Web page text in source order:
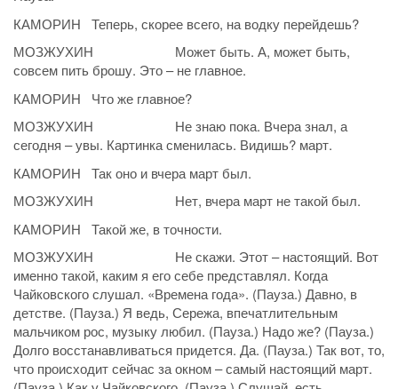
КАМОРИН Теперь, скорее всего, на водку перейдешь?
МОЗЖУХИН Может быть. А, может быть,
совсем пить брошу. Это – не главное.
КАМОРИН Что же главное?
МОЗЖУХИН Не знаю пока. Вчера знал, а
сегодня – увы. Картинка сменилась. Видишь? март.
КАМОРИН Так оно и вчера март был.
МОЗЖУХИН Нет, вчера март не такой был.
КАМОРИН Такой же, в точности.
МОЗЖУХИН Не скажи. Этот – настоящий. Вот
именно такой, каким я его себе представлял. Когда
Чайковского слушал. «Времена года». (Пауза.) Давно, в
детстве. (Пауза.) Я ведь, Сережа, впечатлительным
мальчиком рос, музыку любил. (Пауза.) Надо же? (Пауза.)
Долго восстанавливаться придется. Да. (Пауза.) Так вот, то,
что происходит сейчас за окном – самый настоящий март.